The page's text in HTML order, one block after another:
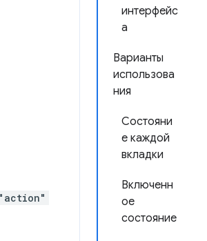
интерфейс
а
Варианты
использова
ния
Состояни
е каждой
вкладки
Включенн
ое
состояние
"action"